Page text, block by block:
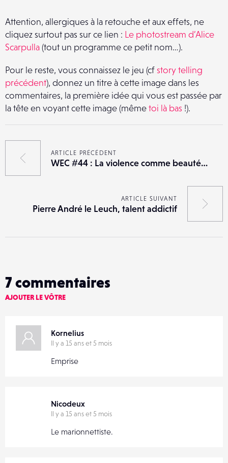
Attention, allergiques à la retouche et aux effets, ne
cliquez surtout pas sur ce lien : Le photostream d’Alice
Scarpulla(tout un programme ce petit nom…).
Pour le reste, vous connaissez le jeu (cf story telling
précédent), donnez un titre à cette image dans les
commentaires, la première idée qui vous est passée par
la tête en voyant cette image (mêmetoi là bas !).
ARTICLE PRÉCÉDENT
WEC #44 : La violence comme beauté…
ARTICLE SUIVANT
Pierre André le Leuch, talent addictif
7 commentaires
AJOUTER LE VÔTRE
Kornelius
Il y a 15 ans et 5 mois
Emprise
Nicodeux
Il y a 15 ans et 5 mois
Le marionnettiste.